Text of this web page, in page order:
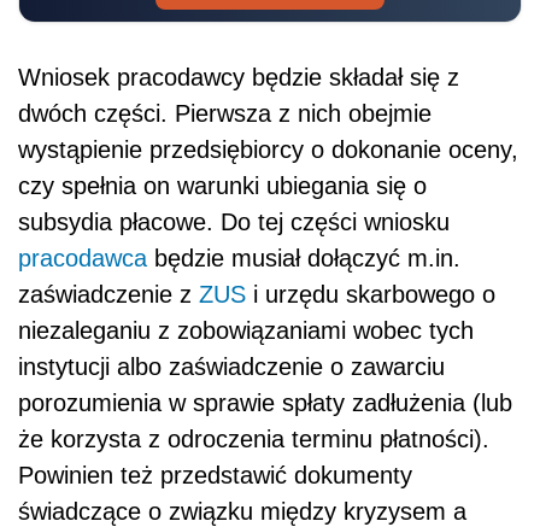
Wniosek pracodawcy będzie składał się z
dwóch części. Pierwsza z nich obejmie
wystąpienie przedsiębiorcy o dokonanie oceny,
czy spełnia on warunki ubiegania się o
subsydia płacowe. Do tej części wniosku
pracodawca będzie musiał dołączyć m.in.
zaświadczenie z ZUS i urzędu skarbowego o
niezaleganiu z zobowiązaniami wobec tych
instytucji albo zaświadczenie o zawarciu
porozumienia w sprawie spłaty zadłużenia (lub
że korzysta z odroczenia terminu płatności).
Powinien też przedstawić dokumenty
świadczące o związku między kryzysem a